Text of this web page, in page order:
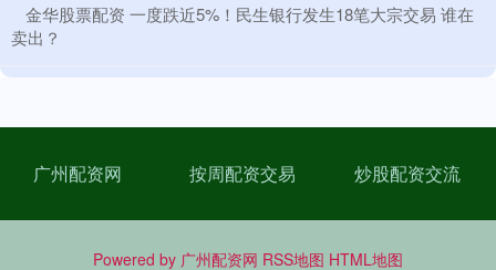
​金华股票配资 一度跌近5%！民生银行发生18笔大宗交易 谁在
卖出？
广州配资网 按周配资交易 炒股配资交流
Powered by 广州配资网 RSS地图 HTML地图